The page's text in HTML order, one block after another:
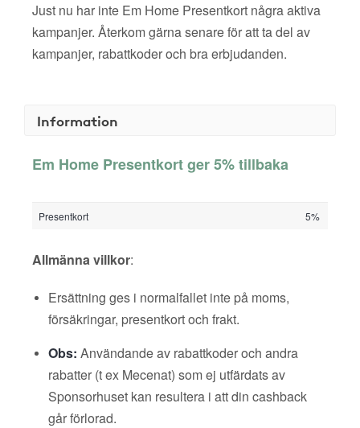
Just nu har inte Em Home Presentkort några aktiva
kampanjer. Återkom gärna senare för att ta del av
kampanjer, rabattkoder och bra erbjudanden.
Information
Em Home Presentkort ger 5% tillbaka
Presentkort 5%
Allmänna villkor:
Ersättning ges i normalfallet inte på moms,
försäkringar, presentkort och frakt.
Obs: Användande av rabattkoder och andra
rabatter (t ex Mecenat) som ej utfärdats av
Sponsorhuset kan resultera i att din cashback
går förlorad.